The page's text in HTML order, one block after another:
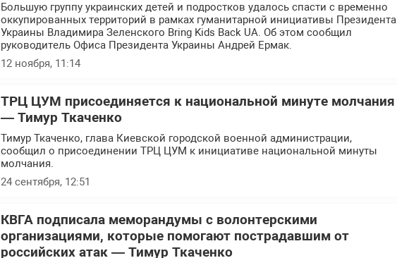
Большую группу украинских детей и подростков удалось спасти с временно
оккупированных территорий в рамках гуманитарной инициативы Президента
Украины Владимира Зеленского Bring Kids Back UA. Об этом сообщил
руководитель Офиса Президента Украины Андрей Ермак.
12 ноября, 11:14
ТРЦ ЦУМ присоединяется к национальной минуте молчания
— Тимур Ткаченко
Тимур Ткаченко, глава Киевской городской военной администрации,
сообщил о присоединении ТРЦ ЦУМ к инициативе национальной минуты
молчания.
24 сентября, 12:51
КВГА подписала меморандумы с волонтерскими
организациями, которые помогают пострадавшим от
российских атак — Тимур Ткаченко